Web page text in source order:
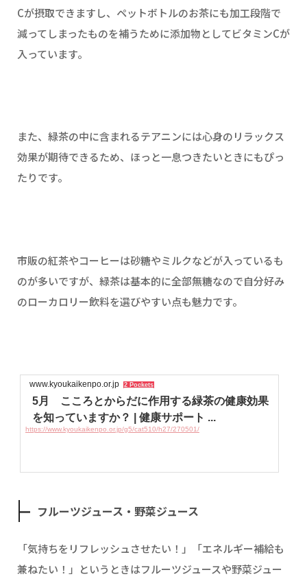
Cが摂取できますし、ペットボトルのお茶にも加工段階で
減ってしまったものを補うために添加物としてビタミンCが
入っています。
また、緑茶の中に含まれるテアニンには心身のリラックス
効果が期待できるため、ほっと一息つきたいときにもぴっ
たりです。
市販の紅茶やコーヒーは砂糖やミルクなどが入っているも
のが多いですが、緑茶は基本的に全部無糖なので自分好み
のローカロリー飲料を選びやすい点も魅力です。
www.kyoukaikenpo.or.jp 2 Pockets
5月 こころとからだに作用する緑茶の健康効果
を知っていますか？ | 健康サポート ...
https://www.kyoukaikenpo.or.jp/g5/cat510/h27/270501/
フルーツジュース・野菜ジュース
「気持ちをリフレッシュさせたい！」「エネルギー補給も
兼ねたい！」というときはフルーツジュースや野菜ジュー